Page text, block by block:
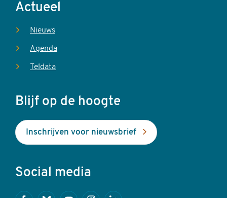
Actueel
Nieuws
Agenda
Teldata
Blijf op de hoogte
Inschrijven voor nieuwsbrief
Social media